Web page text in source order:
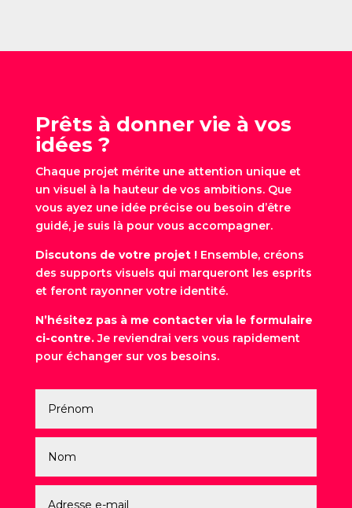
Prêts à donner vie à vos
idées ?
Chaque projet mérite une attention unique et
un visuel à la hauteur de vos ambitions. Que
vous ayez une idée précise ou besoin d’être
guidé, je suis là pour vous accompagner.
Discutons de votre projet !Ensemble, créons
des supports visuels qui marqueront les esprits
et feront rayonner votre identité.
N’hésitez pas à me contacter via le formulaire
ci-contre.Je reviendrai vers vous rapidement
pour échanger sur vos besoins.